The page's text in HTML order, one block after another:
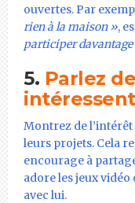
ouvertes. Par
rien à la maison »,
participer
5. Parlez
intéressent
Montrez de
leurs projets. Cela
encourage à
adore les jeux vidéo
avec lui.